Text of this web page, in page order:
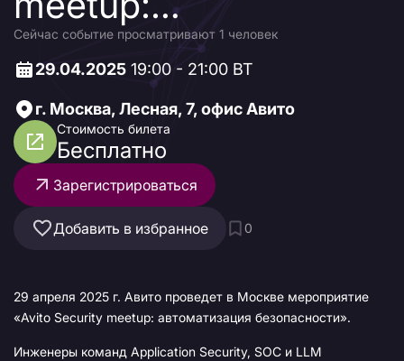
автоматизация
безопасности
Сейчас событие просматривают 1 человек
29.04.2025 19:00 - 21:00 ВТ
г. Москва, Лесная, 7, офис Авито
Стоимость билета
Бесплатно
Зарегистрироваться
Добавить в избранное 0
29 апреля 2025 г. Авито проведет в Москве мероприятие
«Avito Security meetup: автоматизация безопасности».
Инженеры команд Application Security, SOC и LLM